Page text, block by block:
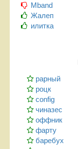
Mband
Жалеп
илитка
рарный
роцк
config
чиназес
оффник
фарту
баребух